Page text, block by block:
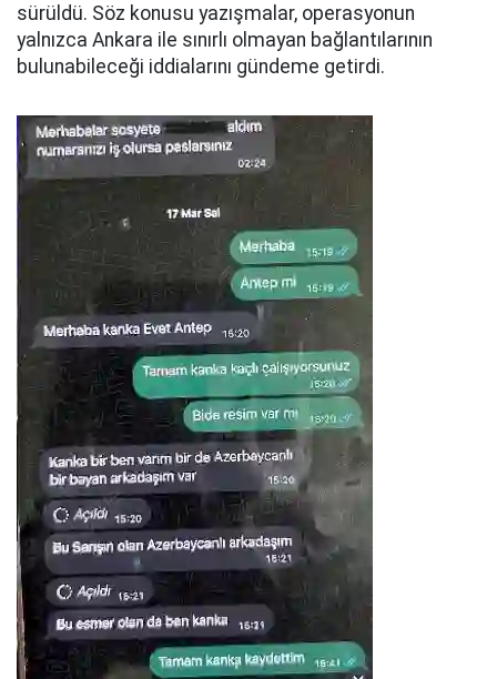
sürüldü. Söz konusu yazışmalar, operasyonun
yalnızca Ankara ile sınırlı olmayan bağlantılarının
bulunabileceği iddialarını gündeme getirdi.